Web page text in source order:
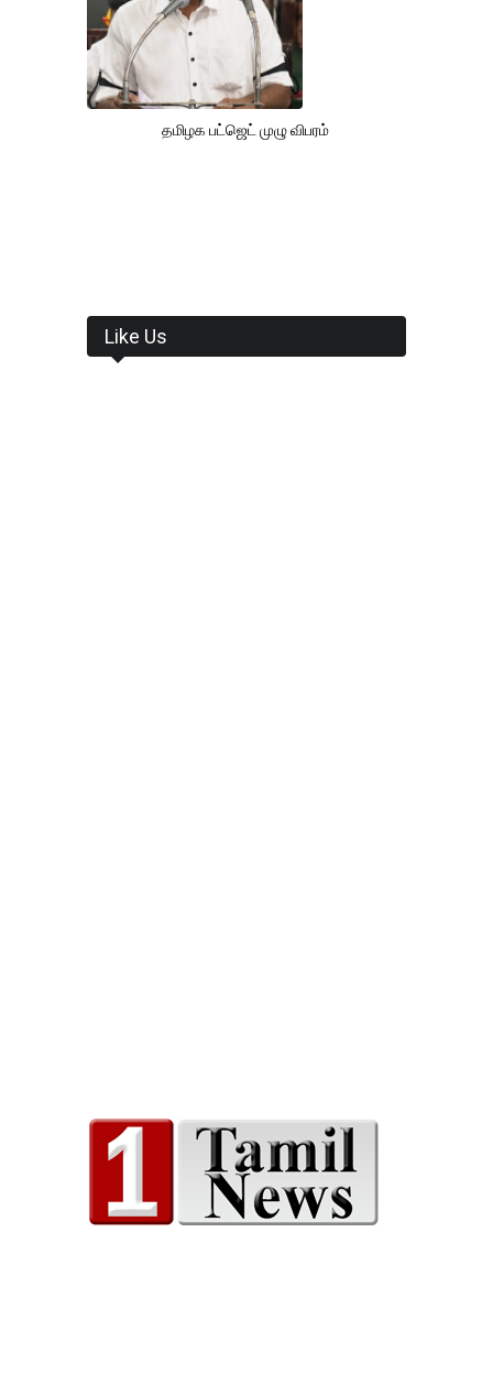
தமிழக பட்ஜெட் முழு விபரம்
Like Us